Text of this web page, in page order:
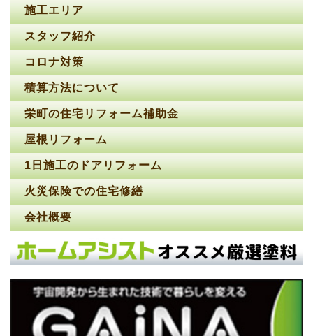
施工エリア
スタッフ紹介
コロナ対策
積算方法について
栄町の住宅リフォーム補助金
屋根リフォーム
1日施工のドアリフォーム
火災保険での住宅修繕
会社概要